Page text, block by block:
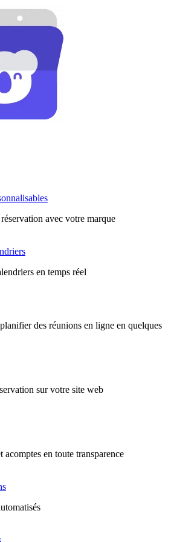
avec votre marque
en temps réel
des réunions en ligne en quelques
sur votre site web
acomptes en toute transparence